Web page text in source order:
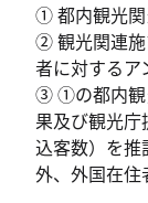
① 都内観光
② 観光関連施
者に対する
③ ①の都内観
果及び観光
込客数）を
外、外国在